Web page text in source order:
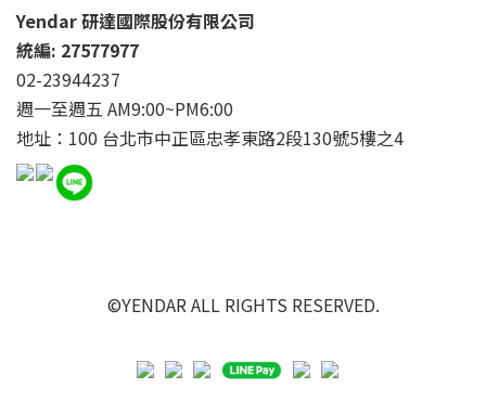
Yendar 研達國際股份有限公司
統編: 27577977
02-23944237
週一至週五 AM9:00~PM6:00
地址：100 台北市中正區忠孝東路2段130號5樓之4
©YENDAR ALL RIGHTS RESERVED.